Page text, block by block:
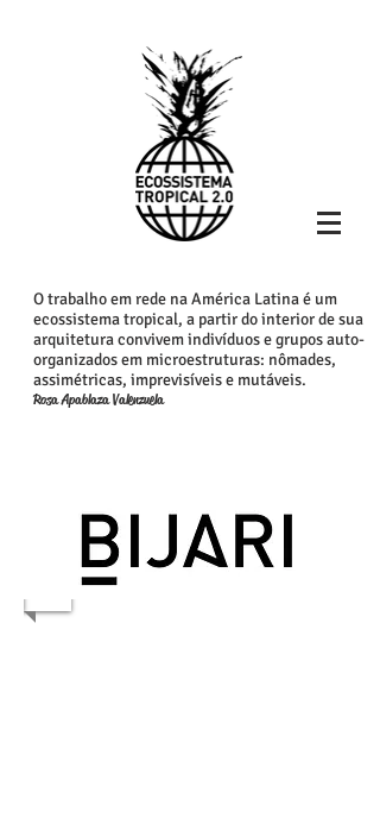
O trabalho em rede na América Latina é um
ecossistema tropical, a partir dointerior de sua
arquitetura convivem indivíduos e grupos auto-
organizados em microestruturas: nômades,
assimétricas, imprevisíveis e mutáveis.
Rosa Apablaza Valenzuela